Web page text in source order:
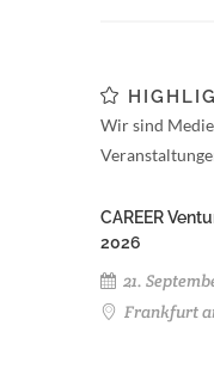
Wir sind
CAREER
2026
21.
Frankfurt